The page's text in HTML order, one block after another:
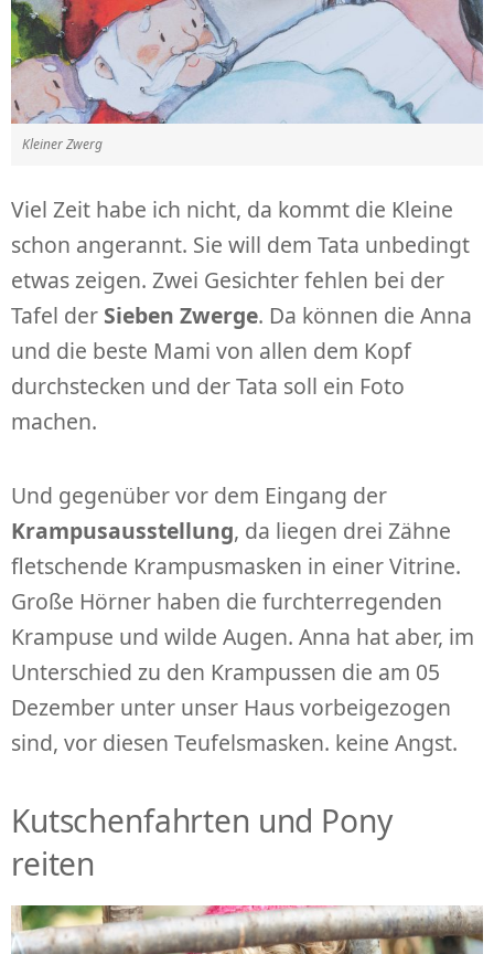
Kleiner Zwerg
Viel Zeit habe ich nicht, da kommt die Kleine
schon angerannt. Sie will dem Tata unbedingt
etwas zeigen. Zwei Gesichter fehlen bei der
Tafel der Sieben Zwerge. Da können die Anna
und die beste Mami von allen dem Kopf
durchstecken und der Tata soll ein Foto
machen.
Und gegenüber vor dem Eingang der
Krampusausstellung, da liegen drei Zähne
fletschende Krampusmasken in einer Vitrine.
Große Hörner haben die furchterregenden
Krampuse und wilde Augen. Anna hat aber, im
Unterschied zu den Krampussen die am 05
Dezember unter unser Haus vorbeigezogen
sind, vor diesen Teufelsmasken. keine Angst.
Kutschenfahrten und Pony
reiten